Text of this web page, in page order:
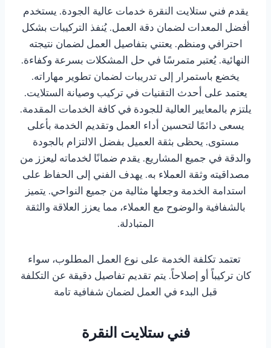
يقدم فني ستلايت النقرة خدمات عالية الجودة. يستخدم
أفضل المعدات لضمان دقة العمل. يُنفذ التركيبات بشكل
احترافي ومنظم. يعتني بتفاصيل العمل لضمان نتيجته
النهائية. يُعتبر متمرسًا في حل المشكلات بسرعة وكفاءة.
يخضع باستمرار إلى تدريبات لضمان تطوير مهاراته.
يعتمد على أحدث التقنيات في تركيب وصيانة الستلايت.
يلتزم بالمعايير العالية للجودة في كافة الخدمات المقدمة.
يسعى دائمًا لتحسين أداء العمل وتقديم الخدمة بأعلى
مستوى. يحظى بثقة العميل بفضل الالتزام بالجودة
والدقة في جميع المشاريع. يقدم ضمانًا لخدماته ليعزز من
مصداقيته وثقة العملاء به. يهدف الفني إلى الحفاظ على
استدامة الخدمة وجعلها مثالية من جميع النواحي. يتميز
بالشفافية والوضوح مع العملاء، مما يعزز العلاقة والثقة
المتبادلة.
تعتمد تكلفة الخدمة على نوع العمل المطلوب، سواء
كان تركيباً أو إصلاحاً. يتم تقديم تفاصيل دقيقة عن التكلفة
قبل البدء في العمل لضمان شفافية تامة
فني ستلايت النقرة